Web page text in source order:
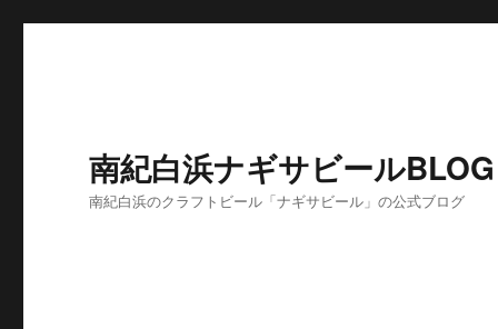
南紀白浜ナギサビールBLOG
南紀白浜のクラフトビール「ナギサビール」の公式ブログ